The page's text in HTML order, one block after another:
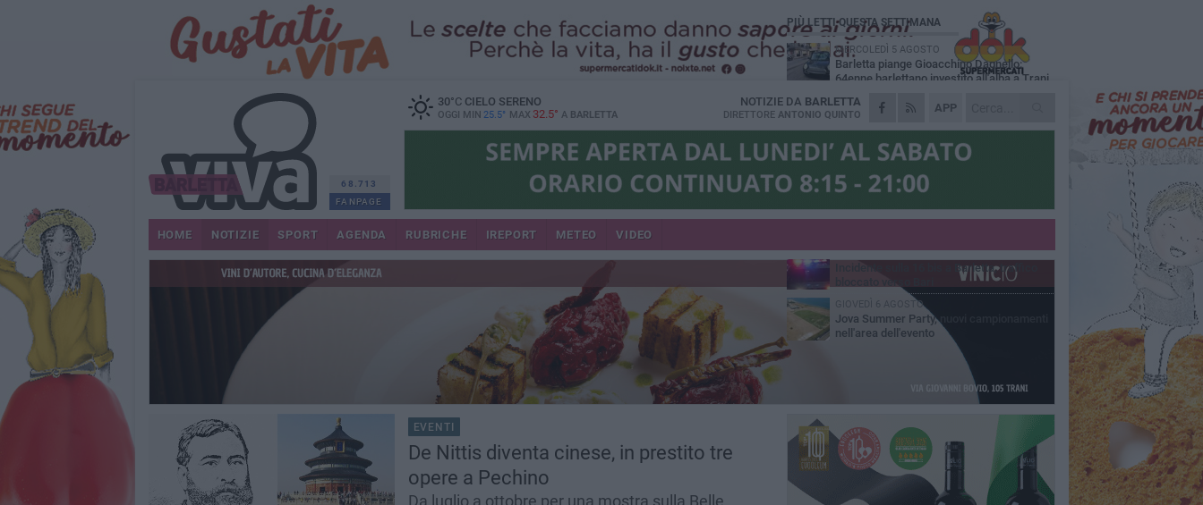
68.713
FANPAGE
30°CCIELO SERENO
OGGI MIN 25.5° MAX 32.5° A BARLETTA
APP
NOTIZIE DA BARLETTA
DIRETTORE ANTONIO QUINTO
HOME NOTIZIE SPORT AGENDA RUBRICHE IREPORT METEO VIDEO
EVENTI
De Nittis diventa cinese, in prestito tre
opere a Pechino
Da luglio a ottobre per una mostra sulla Belle
PIÙ LETTI QUESTA SETTIMANA
MERCOLEDÌ 5 AGOSTO
Barletta piange Gioacchino Dagnello:
64enne barlettano investito all'alba a Trani
GIOVEDÌ 6 AGOSTO
Il ricordo di "Cecco", il benzinaio col
sorriso: «Contava i giorni che lo
separavano dalla pensione»
MERCOLEDÌ 5 AGOSTO
sopralluogo nell'area dell'evento
Beni confiscati alla mafia. Nasce il servizio
VENERDÌ 7 AGOSTO
Incidente sulla 16 bis a Barletta, traffico
GIOVEDÌ 6 AGOSTO
Jova Summer Party, nuovi campionamenti
nell'area dell'evento